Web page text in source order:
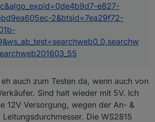
e827-
2&btsid=7ea29f72-
auch zum Testen da, wenn auch von
Sind halt wieder mit 5V. Ich
12V Versorgung, wegen der An- &
Leitungsdurchmesser. Die WS2815